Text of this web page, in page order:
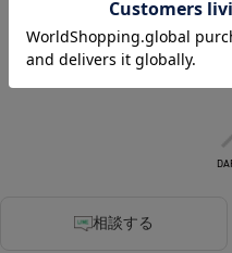
DARK GREY
相談する